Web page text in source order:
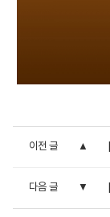
이전 글
다음 글